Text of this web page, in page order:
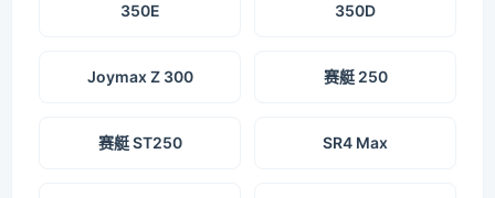
350E 350D
Joymax Z 300 赛艇 250
赛艇 ST250 SR4 Max